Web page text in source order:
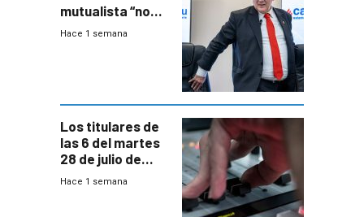
mutualista “no
está para pagar”
Hace 1 semana
Los titulares de
las 6 del martes
28 de julio de
2026
Hace 1 semana